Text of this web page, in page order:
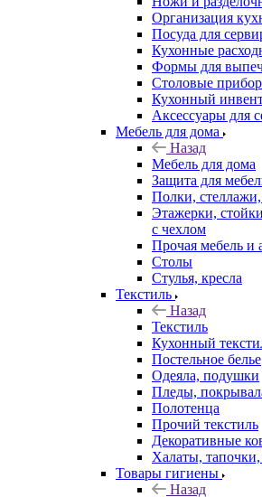
Организация
Посуда для
Кухонные
Формы для
Столовые
Кухонный
Аксессуары для
Мебель для дома
Назад
Мебель для дома
Защита для
Полки,
Этажерки,
с чехлом
Прочая мебель и
Столы
Стулья, кресла
Текстиль
Назад
Текстиль
Кухонный
Постельное белье
Одеяла, подушки
Пледы,
Полотенца
Прочий текстиль
Декоративные
Халаты,
Товары гигиены
Назад